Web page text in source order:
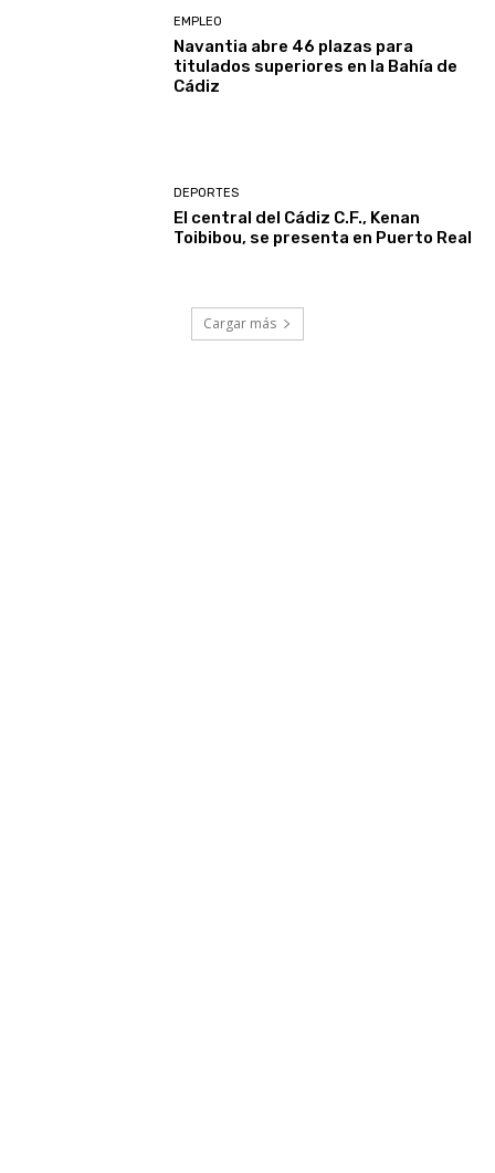
EMPLEO
Navantia abre 46 plazas para
titulados superiores en la Bahía de
Cádiz
DEPORTES
El central del Cádiz C.F., Kenan
Toibibou, se presenta en Puerto Real
Cargar más